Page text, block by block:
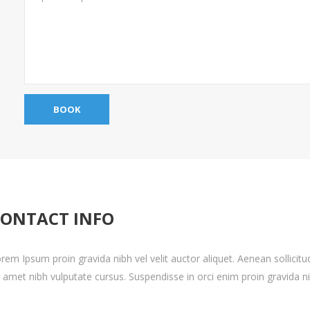
INFO
Ipsum proin gravida nibh vel velit auctor aliquet. Aenean
amet nibh vulputate cursus. Suspendisse in orci enim proin gravida